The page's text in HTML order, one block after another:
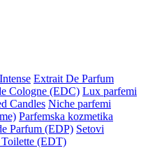
Extrait De Parfum
Cologne (EDC) Lux parfemi
Candles Niche parfemi
Parfemska kozmetika
Parfum (EDP) Setovi
Toilette (EDT)